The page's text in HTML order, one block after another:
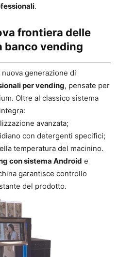
.
frontiera delle
banco vending
generazione di
per vending, pensate per
Oltre al classico sistema
avanzata;
con detergenti specifici;
temperatura del macinino.
con sistema Android e
garantisce controllo
del prodotto.